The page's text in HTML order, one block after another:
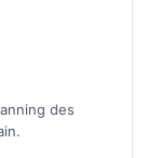
des